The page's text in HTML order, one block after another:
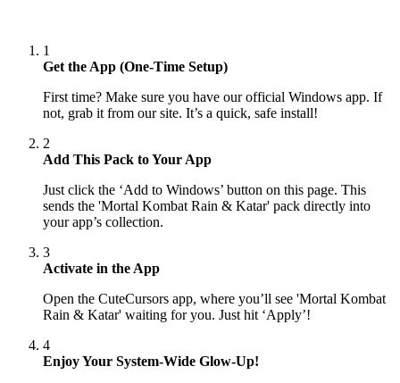
1
Get the App (One-Time Setup)
First time? Make sure you have our official Windows app. If
not, grab it from our site. It’s a quick, safe install!
2
Add This Pack to Your App
Just click the ‘Add to Windows’ button on this page. This
sends the 'Mortal Kombat Rain & Katar' pack directly into
your app’s collection.
3
Activate in the App
Open the CuteCursors app, where you’ll see 'Mortal Kombat
Rain & Katar' waiting for you. Just hit ‘Apply’!
4
Enjoy Your System-Wide Glow-Up!